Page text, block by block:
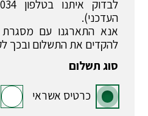
העדכני).
אנא התארגנו עם
להקדים את התשלום ובכך
סוג תשלום
כרטיס אשראי